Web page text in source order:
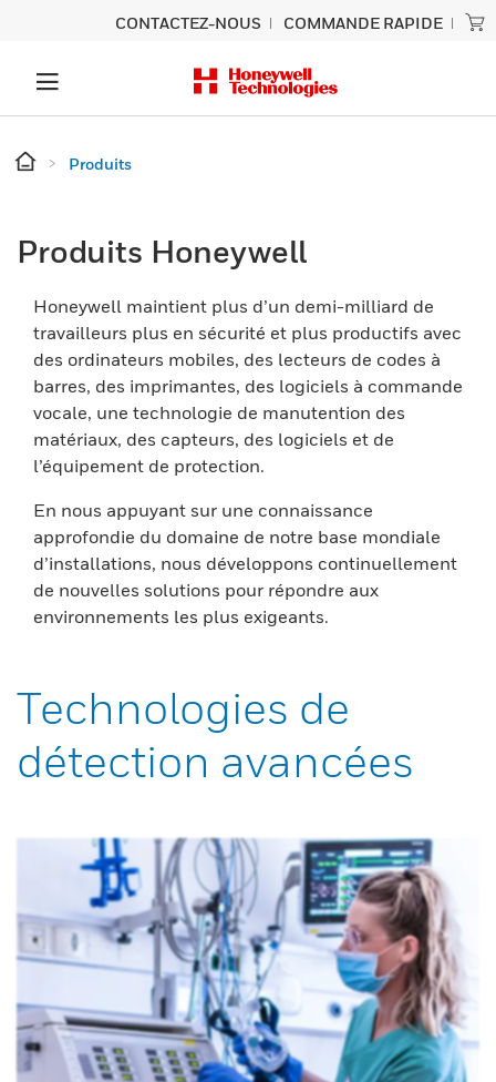
CONTACTEZ-NOUS COMMANDE RAPIDE
Produits
Produits Honeywell
Honeywell maintient plus d’un demi-milliard de
travailleurs plus en sécurité et plus productifs avec
des ordinateurs mobiles, des lecteurs de codes à
barres, des imprimantes, des logiciels à commande
vocale, une technologie de manutention des
matériaux, des capteurs, des logiciels et de
l’équipement de protection.
En nous appuyant sur une connaissance
approfondie du domaine de notre base mondiale
d’installations, nous développons continuellement
de nouvelles solutions pour répondre aux
environnements les plus exigeants.
Technologies de
détection avancées